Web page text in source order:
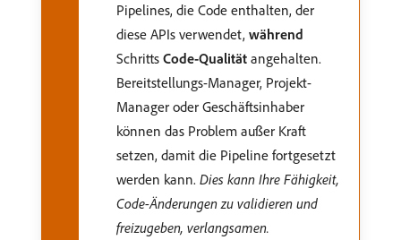
Pipelines, die Code enthalten, der
diese APIs verwendet, während
Schritts Code-Qualität angehalten.
Bereitstellungs-Manager, Projekt-
Manager oder Geschäftsinhaber
können das Problem außer Kraft
setzen, damit die Pipeline fortgesetzt
werden kann. Dies kann Ihre Fähigkeit,
Code-Änderungen zu validieren und
freizugeben, verlangsamen.